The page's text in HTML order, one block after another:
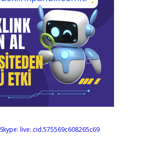
Skype: live:.cid.575569c608265c69